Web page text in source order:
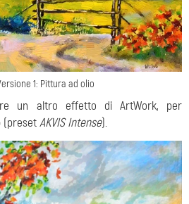
1: Pittura ad olio
un altro effetto di ArtWork, per
(presetAKVIS Intense).